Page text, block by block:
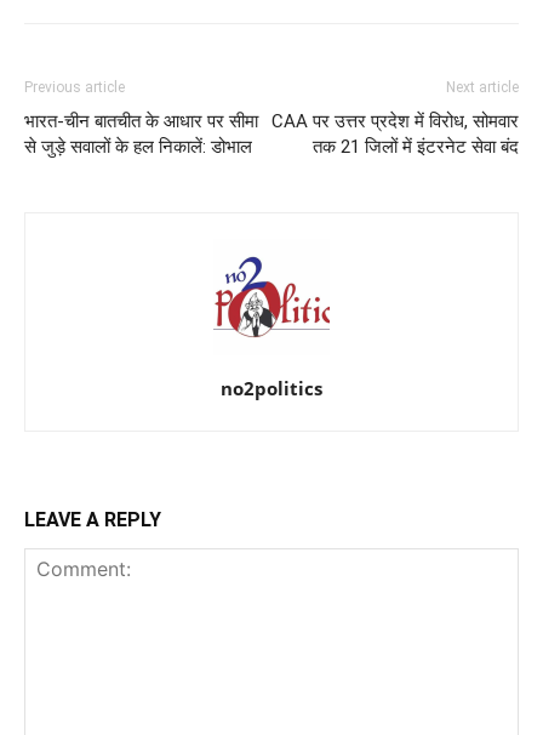
Previous article
भारत-चीन बातचीत के आधार पर सीमा
से जुड़े सवालों के हल निकालें: डोभाल
Next article
CAA पर उत्तर प्रदेश में विरोध, सोमवार
तक 21 जिलों में इंटरनेट सेवा बंद
no2politics
LEAVE A REPLY